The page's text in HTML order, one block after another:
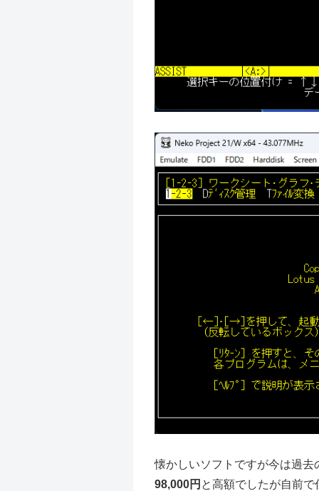
懐かしいソフトですが今は過
98,000円 と高額でしたが自前